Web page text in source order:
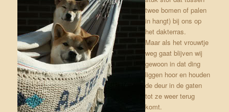
twee bomen of palen
in hangt) bij ons op
het dakterras.
Maar als het vrouwtje
weg gaat blijven wij
gewoon in dat ding
liggen hoor en houden
de deur in de gaten
tot ze weer terug
komt.